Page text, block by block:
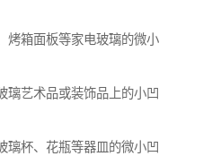
烤箱面板等家电玻璃的微小
璃艺术品或装饰品上的小凹
璃杯、花瓶等器皿的微小凹